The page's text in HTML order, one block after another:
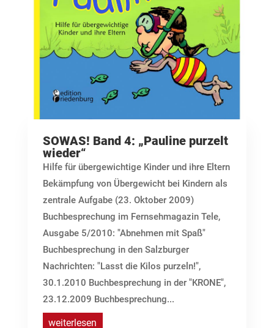
SOWAS! Band 4: „Pauline purzelt
wieder“
Hilfe für übergewichtige Kinder und ihre Eltern
Bekämpfung von Übergewicht bei Kindern als
zentrale Aufgabe (23. Oktober 2009)
Buchbesprechung im Fernsehmagazin Tele,
Ausgabe 5/2010: "Abnehmen mit Spaß"
Buchbesprechung in den Salzburger
Nachrichten: "Lasst die Kilos purzeln!",
30.1.2010 Buchbesprechung in der "KRONE",
23.12.2009 Buchbesprechung...
weiterlesen